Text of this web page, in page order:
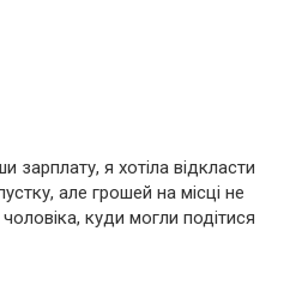
зарплату, я хотіла відкласти
але грошей на місці не
куди могли подітися